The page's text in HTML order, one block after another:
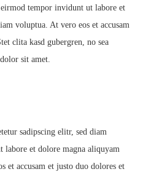
tempor invidunt ut labore et
voluptua. At vero eos et accusam
clita kasd gubergren, no sea
sit amet.
sadipscing elitr, sed diam
et dolore magna aliquyam
et accusam et justo duo dolores et